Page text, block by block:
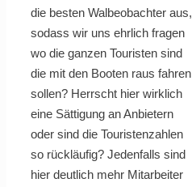
die besten Walbeobachter aus,
sodass wir uns ehrlich fragen
wo die ganzen Touristen sind
die mit den Booten raus fahren
sollen? Herrscht hier wirklich
eine Sättigung an Anbietern
oder sind die Touristenzahlen
so rückläufig? Jedenfalls sind
hier deutlich mehr Mitarbeiter